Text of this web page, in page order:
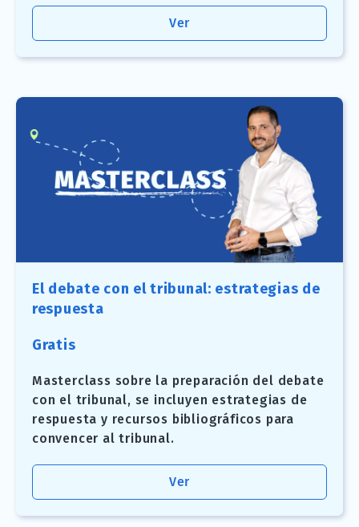
Ver
El debate con el tribunal: estrategias de
respuesta
Gratis
Masterclass sobre la preparación del debate
con el tribunal, se incluyen estrategias de
respuesta y recursos bibliográficos para
convencer al tribunal.
Ver